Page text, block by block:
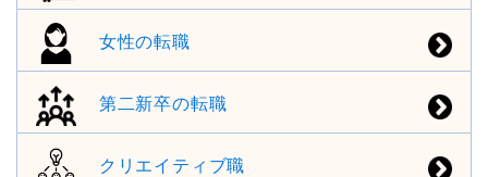
女性の転職
第二新卒の転職
クリエイティブ職